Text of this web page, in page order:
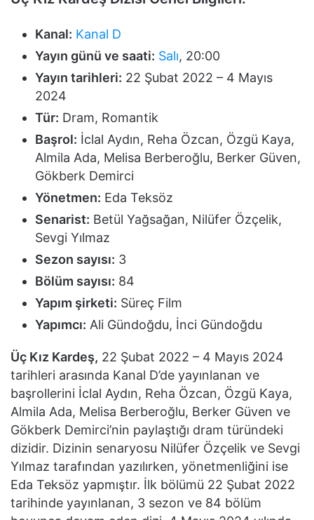
Kanal: Kanal D
Yayın günü ve saati: Salı, 20:00
Yayın tarihleri: 22 Şubat 2022 – 4 Mayıs
2024
Tür: Dram, Romantik
Başrol: İclal Aydın, Reha Özcan, Özgü Kaya,
Almila Ada, Melisa Berberoğlu, Berker Güven,
Gökberk Demirci
Yönetmen: Eda Teksöz
Senarist: Betül Yağsağan, Nilüfer Özçelik,
Sevgi Yılmaz
Sezon sayısı: 3
Bölüm sayısı: 84
Yapım şirketi: Süreç Film
Yapımcı: Ali Gündoğdu, İnci Gündoğdu
Üç Kız Kardeş, 22 Şubat 2022 – 4 Mayıs 2024
tarihleri arasında Kanal D’de yayınlanan ve
başrollerini İclal Aydın, Reha Özcan, Özgü Kaya,
Almila Ada, Melisa Berberoğlu, Berker Güven ve
Gökberk Demirci’nin paylaştığı dram türündeki
dizidir. Dizinin senaryosu Nilüfer Özçelik ve Sevgi
Yılmaz tarafından yazılırken, yönetmenliğini ise
Eda Teksöz yapmıştır. İlk bölümü 22 Şubat 2022
tarihinde yayınlanan, 3 sezon ve 84 bölüm